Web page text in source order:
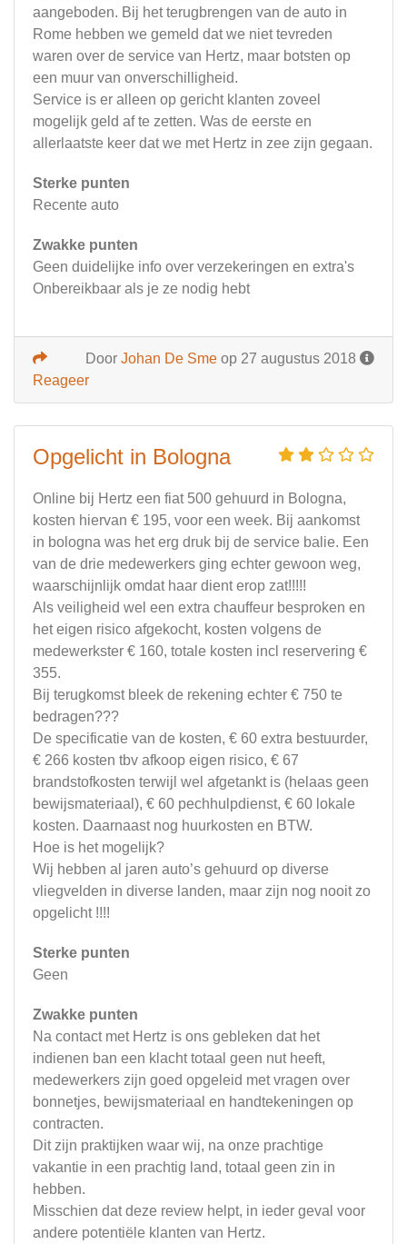
aangeboden. Bij het terugbrengen van de auto in
Rome hebben we gemeld dat we niet tevreden
waren over de service van Hertz, maar botsten op
een muur van onverschilligheid.
Service is er alleen op gericht klanten zoveel
mogelijk geld af te zetten. Was de eerste en
allerlaatste keer dat we met Hertz in zee zijn gegaan.
Sterke punten
Recente auto
Zwakke punten
Geen duidelijke info over verzekeringen en extra's
Onbereikbaar als je ze nodig hebt
Door Johan De Sme op 27 augustus 2018
Reageer
Opgelicht in Bologna
Online bij Hertz een fiat 500 gehuurd in Bologna,
kosten hiervan € 195, voor een week. Bij aankomst
in bologna was het erg druk bij de service balie. Een
van de drie medewerkers ging echter gewoon weg,
waarschijnlijk omdat haar dient erop zat!!!!!
Als veiligheid wel een extra chauffeur besproken en
het eigen risico afgekocht, kosten volgens de
medewerkster € 160, totale kosten incl reservering €
355.
Bij terugkomst bleek de rekening echter € 750 te
bedragen???
De specificatie van de kosten, € 60 extra bestuurder,
€ 266 kosten tbv afkoop eigen risico, € 67
brandstofkosten terwijl wel afgetankt is (helaas geen
bewijsmateriaal), € 60 pechhulpdienst, € 60 lokale
kosten. Daarnaast nog huurkosten en BTW.
Hoe is het mogelijk?
Wij hebben al jaren auto’s gehuurd op diverse
vliegvelden in diverse landen, maar zijn nog nooit zo
opgelicht !!!!
Sterke punten
Geen
Zwakke punten
Na contact met Hertz is ons gebleken dat het
indienen ban een klacht totaal geen nut heeft,
medewerkers zijn goed opgeleid met vragen over
bonnetjes, bewijsmateriaal en handtekeningen op
contracten.
Dit zijn praktijken waar wij, na onze prachtige
vakantie in een prachtig land, totaal geen zin in
hebben.
Misschien dat deze review helpt, in ieder geval voor
andere potentiële klanten van Hertz.